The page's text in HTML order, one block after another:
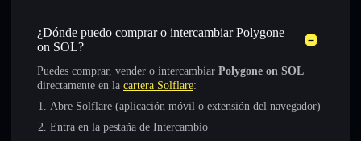
¿Dónde puedo comprar o intercambiar Polygone
on SOL?
Puedes comprar, vender o intercambiar Polygone on SOL
directamente en la cartera Solflare:
Abre Solflare (aplicación móvil o extensión del navegador)
Entra en la pestaña de Intercambio